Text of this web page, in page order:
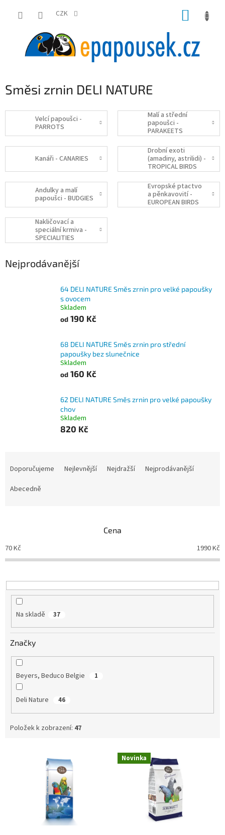
CZK
Směsi zrnin DELI NATURE
Velcí papoušci -
PARROTS
Malí a střední
papoušci -
PARAKEETS
Kanáři - CANARIES
Drobní exoti
(amadiny, astrilidi) -
TROPICAL BIRDS
Andulky a malí
papoušci - BUDGIES
Evropské ptactvo
a pěnkavovití -
EUROPEAN BIRDS
and FINCHES
Nakličovací a
speciální krmiva -
SPECIALITIES
Nejprodávanější
64 DELI NATURE Směs zrnin pro velké papoušky
s ovocem
Skladem
od 190 Kč
68 DELI NATURE Směs zrnin pro střední
papoušky bez slunečnice
Skladem
od 160 Kč
62 DELI NATURE Směs zrnin pro velké papoušky
chov
Skladem
820 Kč
o
d
k
t
Doporučujeme Nejlevnější Nejdražší
Nejprodávanější
Abecedně
Cena
70Kč 1990Kč
Na skladě 37
Značky
Beyers, Beduco Belgie 1
Deli Nature 46
Položek k zobrazení: 47
Novinka